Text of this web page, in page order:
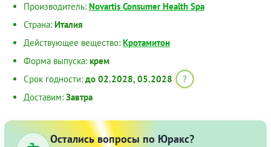
Производитель: Novartis Consumer Health Spa
Страна: Италия
Действующее вещество: Кротамитон
Форма выпуска: крем
Срок годности: до 02.2028, 05.2028
?
Доставим: Завтра
Остались вопросы по Юракс?